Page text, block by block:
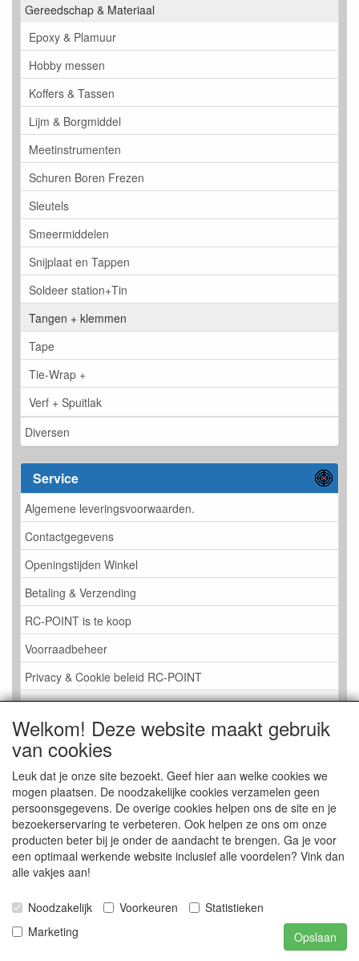
Gereedschap & Materiaal
Epoxy & Plamuur
Hobby messen
Koffers & Tassen
Lijm & Borgmiddel
Meetinstrumenten
Schuren Boren Frezen
Sleutels
Smeermiddelen
Snijplaat en Tappen
Soldeer station+Tin
Tangen + klemmen
Tape
Tie-Wrap +
Verf + Spuitlak
Diversen
Service
Algemene leveringsvoorwaarden.
Contactgegevens
Openingstijden Winkel
Betaling & Verzending
RC-POINT is te koop
Voorraadbeheer
Privacy & Cookie beleid RC-POINT
LINK PAGINA
Gastenboek RC-POINT
Kijkje in de Winkel
Welkom! Deze website maakt gebruik
van cookies
Leuk dat je onze site bezoekt. Geef hier aan welke cookies we
mogen plaatsen. De noodzakelijke cookies verzamelen geen
persoonsgegevens. De overige cookies helpen ons de site en je
bezoekerservaring te verbeteren. Ook helpen ze ons om onze
producten beter bij je onder de aandacht te brengen. Ga je voor
een optimaal werkende website inclusief alle voordelen? Vink dan
alle vakjes aan!
Noodzakelijk Voorkeuren
Statistieken
Marketing
Opslaan